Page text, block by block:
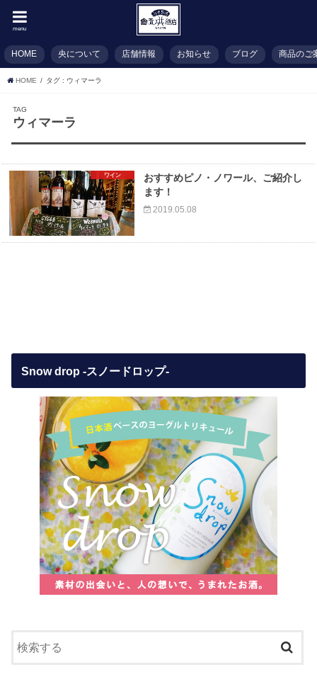
menu
HOME 央について 店舗情報 お知らせ ブログ 商品のご
HOME タグ : ウィマーラ
TAG
ウィマーラ
ワイン
おすすめピノ・ノワール、ご紹介し
ます！
2019.05.08
Snow drop -スノードロップ-